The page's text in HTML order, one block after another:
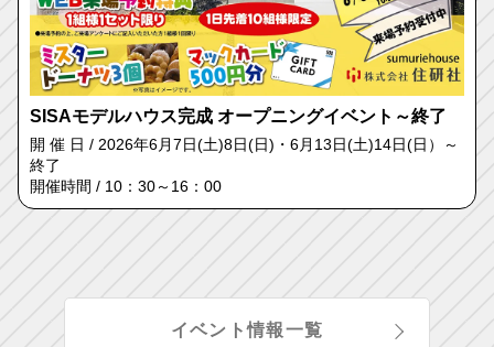
SISAモデルハウス完成 オープニングイベント～終了
開 催 日 / 2026年6月7日(土)8日(日)・6月13日(土)14日(日）～
終了
開催時間 / 10：30～16：00
イベント情報一覧